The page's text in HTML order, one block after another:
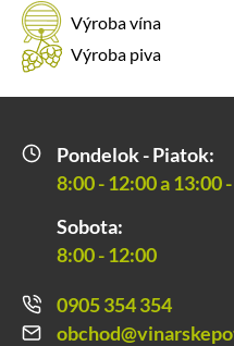
Výroba vína
Výroba piva
Pondelok - Piatok:
8:00 - 12:00 a 13:00
Sobota:
8:00 - 12:00
0905 354 354